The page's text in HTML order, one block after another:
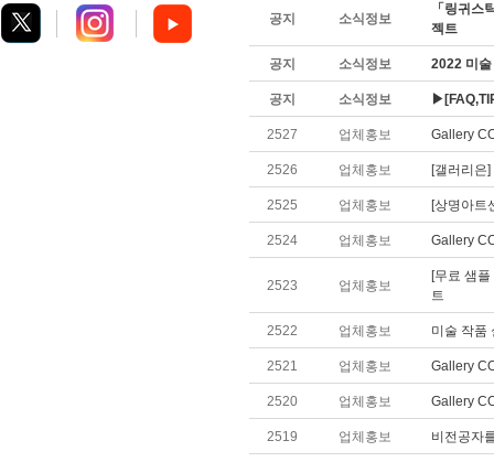
공지 소식정보
「링귀
젝트
공지 소식정보 2022 미
공지 소식정보
2527 업체홍보 Gallery
2526 업체홍보 [갤러리은
2525 업체홍보 [상명아트
2524 업체홍보 Gallery
2523 업체홍보
[무료 샘
트
2522 업체홍보 미술 작품
2521 업체홍보 Gallery
2520 업체홍보 Gallery
2519 업체홍보 비전공자